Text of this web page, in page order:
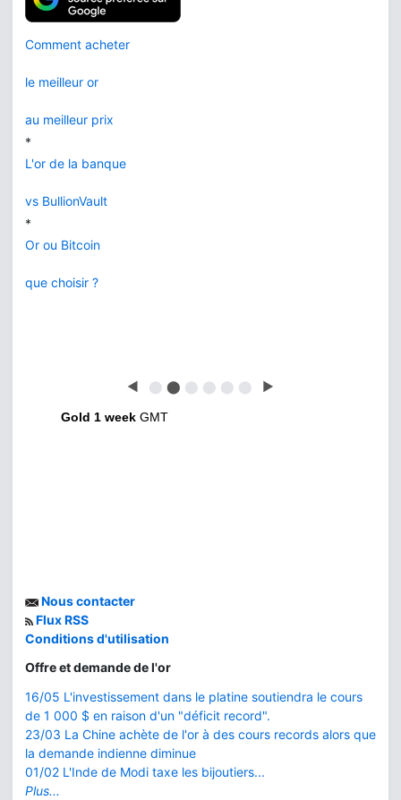
Comment acheter
le meilleur or
au meilleur prix
*
L'or de la banque
vs BullionVault
*
Or ou Bitcoin
que choisir ?
◀ ⬤ ⬤ ⬤ ⬤ ⬤ ⬤ ▶
Gold 1 week GMT
Nous contacter
Flux RSS
Conditions d'utilisation
Offre et demande de l'or
16/05 L'investissement dans le platine soutiendra le cours
de 1 000 $ en raison d'un "déficit record".
23/03 La Chine achète de l'or à des cours records alors que
la demande indienne diminue
01/02 L'Inde de Modi taxe les bijoutiers...
Plus...